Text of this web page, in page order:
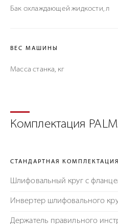
Бак охлаждающей жидкости, л
ВЕС МАШИНЫ
Масса станка, кг
Комплектация
СТАНДАРТНАЯ КОМПЛЕКТАЦИЯ
Шлифовальный круг с
Инвертер шлифовального
Держатель правильного